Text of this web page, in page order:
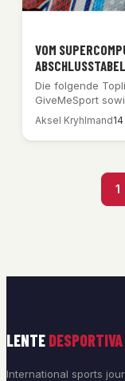
VOM
Die folgende
GiveMeSport
Aksel Kryhlmand
1
LENTE DESPORTIVA
International sports